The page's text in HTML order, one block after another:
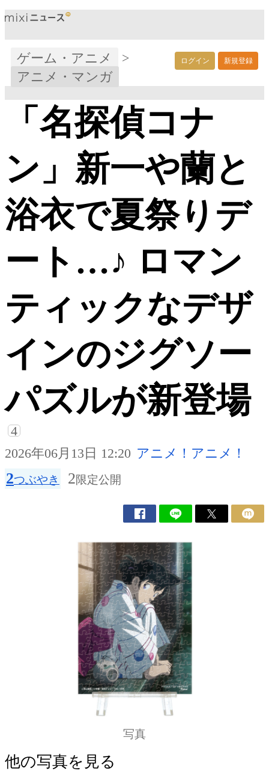
ログイン 新規登録
ゲーム・アニメ
>
アニメ・マンガ
「名探偵コナ
ン」新一や蘭と
浴衣で夏祭りデ
ート…♪ ロマン
ティックなデザ
インのジグソー
パズルが新登場
4
2026年06月13日 12:20 アニメ！アニメ！
2つぶやき 2限定公開
写真
他の写真を見る